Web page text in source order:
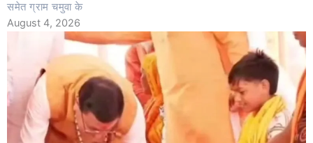
समेत ग्राम चमुवा के
August 4, 2026